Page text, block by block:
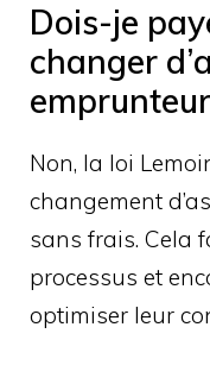
Dois-je
changer
Non, la loi
changement
sans frais. Cela
processus et
optimiser leur